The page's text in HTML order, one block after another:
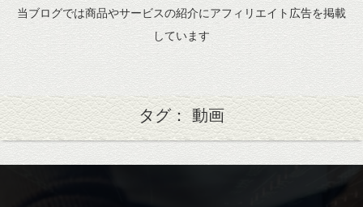
当ブログでは商品やサービスの紹介にアフィリエイト広告を掲載
しています
タグ： 動画